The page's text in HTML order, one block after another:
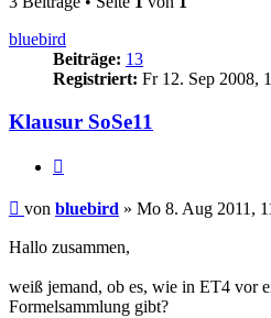
bluebird
Beiträge: 13
Registriert: Fr 12. Sep 2008,
Klausur SoSe11
Beitrag
von bluebird » Mo 8. Aug 2011,
Hallo zusammen,
weiß jemand, ob es, wie in ET4 vor
Formelsammlung gibt?